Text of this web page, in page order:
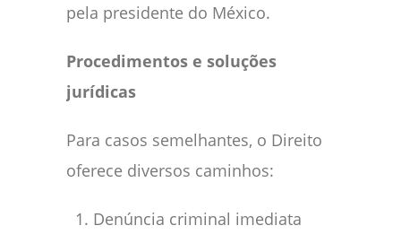
pela presidente do México.
Procedimentos e soluções
jurídicas
Para casos semelhantes, o Direito
oferece diversos caminhos:
Denúncia criminal imediata